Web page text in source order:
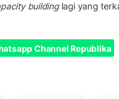
buildinglagi yang
Channel Republika